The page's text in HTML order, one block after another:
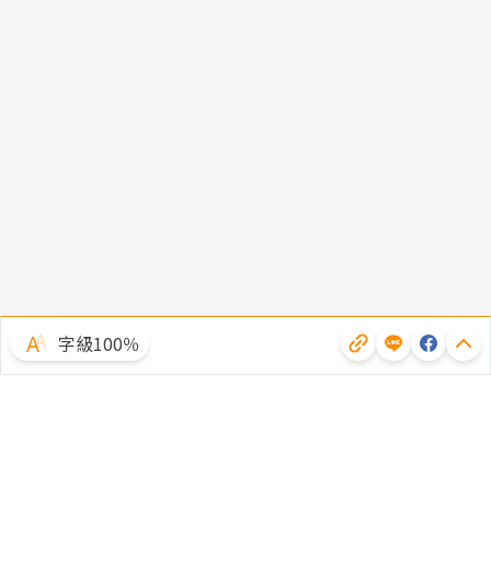
字級100％